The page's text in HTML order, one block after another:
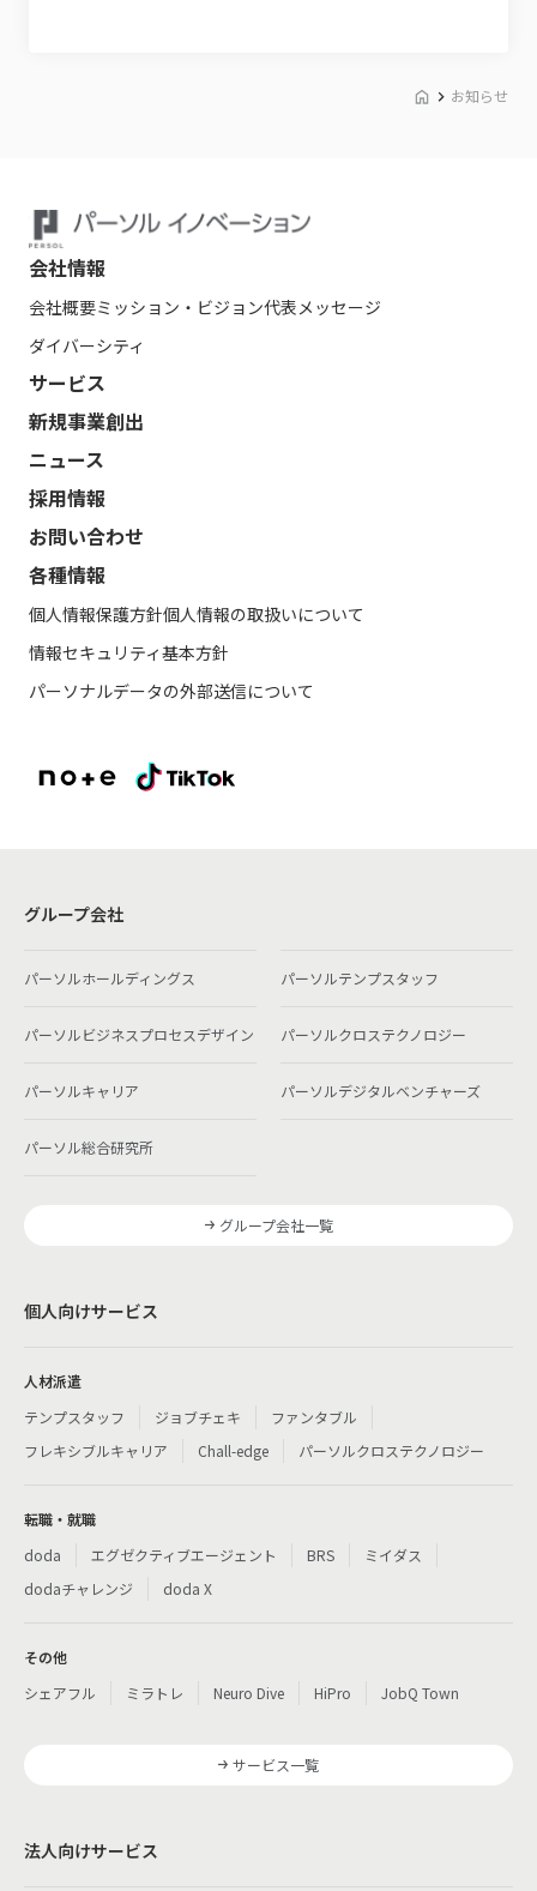
お知らせ
会社情報
会社概要ミッション・ビジョン代表メッセージ
ダイバーシティ
サービス
新規事業創出
ニュース
採用情報
お問い合わせ
各種情報
個人情報保護方針個人情報の取扱いについて
情報セキュリティ基本方針
パーソナルデータの外部送信について
グループ会社
パーソルホールディングス パーソルテンプスタッフ
パーソルビジネスプロセスデザイン パーソルクロステクノロジー
パーソルキャリア パーソルデジタルベンチャーズ
パーソル総合研究所
グループ会社一覧
個人向けサービス
人材派遣
テンプスタッフ
ジョブチェキ
ファンタブル
フレキシブルキャリア
Chall-edge パーソルクロステクノロジー
転職・就職
doda
エグゼクティブエージェント BRS
ミイダス
dodaチャレンジ
doda X
その他
シェアフル
ミラトレ Neuro Dive HiPro JobQ Town
サービス一覧
法人向けサービス